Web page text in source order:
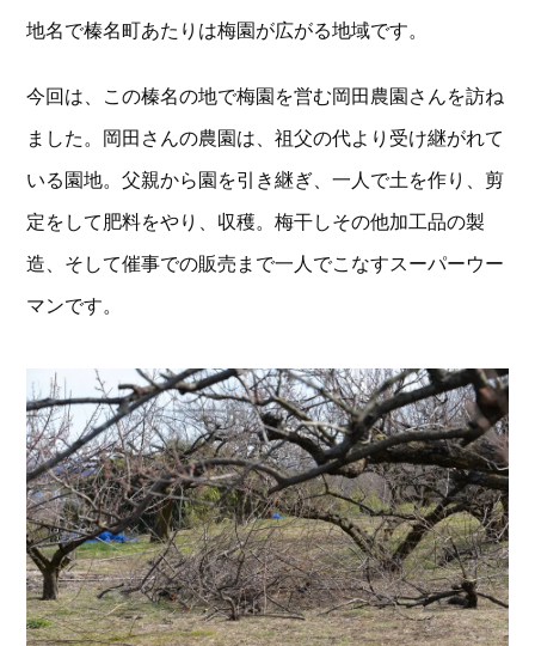
地名で榛名町あたりは梅園が広がる地域です。
今回は、この榛名の地で梅園を営む岡田農園さんを訪ね
ました。岡田さんの農園は、祖父の代より受け継がれて
いる園地。父親から園を引き継ぎ、一人で土を作り、剪
定をして肥料をやり、収穫。梅干しその他加工品の製
造、そして催事での販売まで一人でこなすスーパーウー
マンです。